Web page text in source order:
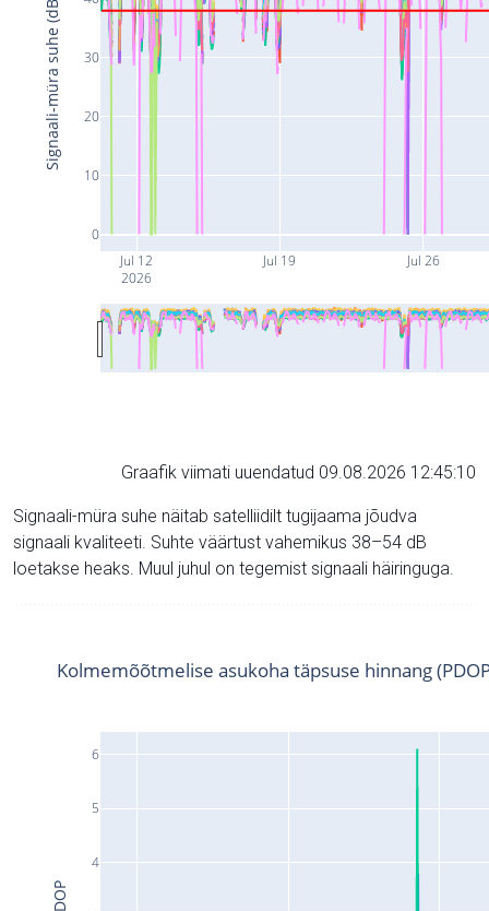
Jul 12
2026
Jul 19 Jul 26
0
10
20
30
Signaali-müra suhe (dB)
Graafik viimati uuendatud 09.08.2026 12:45:10
Signaali-müra suhe näitab satelliidilt tugijaama jõudva
signaali kvaliteeti. Suhte väärtust vahemikus 38–54 dB
loetakse heaks. Muul juhul on tegemist signaali häiringuga.
4
5
6
Kolmemõõtmelise asukoha täpsuse hinnang
PDOP